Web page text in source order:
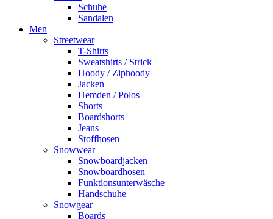
Schuhe
Sandalen
Men
Streetwear
T-Shirts
Sweatshirts / Strick
Hoody / Ziphoody
Jacken
Hemden / Polos
Shorts
Boardshorts
Jeans
Stoffhosen
Snowwear
Snowboardjacken
Snowboardhosen
Funktionsunterwäsche
Handschuhe
Snowgear
Boards